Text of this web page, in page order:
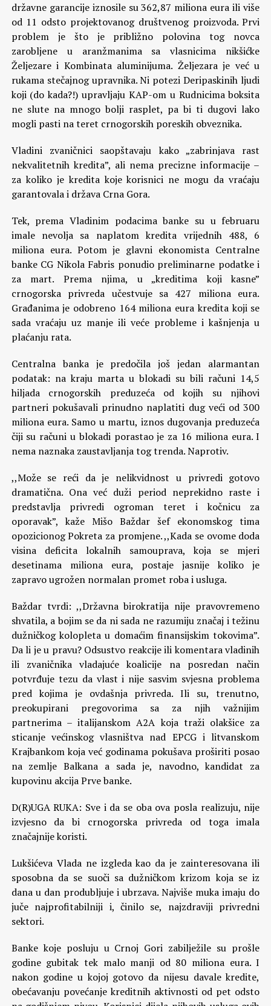
državne garancije iznosile su 362,87 miliona eura ili više
od 11 odsto projektovanog društvenog proizvoda. Prvi
problem je što je približno polovina tog novca
zarobljene u aranžmanima sa vlasnicima nikšićke
Željezare i Kombinata aluminijuma. Željezara je već u
rukama stečajnog upravnika. Ni potezi Deripaskinih ljudi
koji (do kada?!) upravljaju KAP-om u Rudnicima boksita
ne slute na mnogo bolji rasplet, pa bi ti dugovi lako
mogli pasti na teret crnogorskih poreskih obveznika.
Vladini zvaničnici saopštavaju kako „zabrinjava rast
nekvalitetnih kredita”, ali nema precizne informacije –
za koliko je kredita koje korisnici ne mogu da vraćaju
garantovala i država Crna Gora.
Tek, prema Vladinim podacima banke su u februaru
imale nevolja sa naplatom kredita vrijednih 488, 6
miliona eura. Potom je glavni ekonomista Centralne
banke CG Nikola Fabris ponudio preliminarne podatke i
za mart. Prema njima, u „kreditima koji kasne”
crnogorska privreda učestvuje sa 427 miliona eura.
Građanima je odobreno 164 miliona eura kredita koji se
sada vraćaju uz manje ili veće probleme i kašnjenja u
plaćanju rata.
Centralna banka je predočila još jedan alarmantan
podatak: na kraju marta u blokadi su bili računi 14,5
hiljada crnogorskih preduzeća od kojih su njihovi
partneri pokušavali prinudno naplatiti dug veći od 300
miliona eura. Samo u martu, iznos dugovanja preduzeća
čiji su računi u blokadi porastao je za 16 miliona eura. I
nema naznaka zaustavljanja tog trenda. Naprotiv.
,,Može se reći da je nelikvidnost u privredi gotovo
dramatična. Ona već duži period neprekidno raste i
predstavlja privredi ogroman teret i kočnicu za
oporavak”, kaže Mišo Baždar šef ekonomskog tima
opozicionog Pokreta za promjene. ,,Kada se ovome doda
visina deficita lokalnih samouprava, koja se mjeri
desetinama miliona eura, postaje jasnije koliko je
zapravo ugrožen normalan promet roba i usluga.
Baždar tvrdi: ,,Državna birokratija nije pravovremeno
shvatila, a bojim se da ni sada ne razumiju značaj i težinu
dužničkog kolopleta u domaćim finansijskim tokovima”.
Da li je u pravu? Odsustvo reakcije ili komentara vladinih
ili zvaničnika vladajuće koalicije na posredan način
potvrđuje tezu da vlast i nije sasvim svjesna problema
pred kojima je ovdašnja privreda. Ili su, trenutno,
preokupirani pregovorima sa za njih važnijim
partnerima – italijanskom A2A koja traži olakšice za
sticanje većinskog vlasništva nad EPCG i litvanskom
Krajbankom koja već godinama pokušava proširiti posao
na zemlje Balkana a sada je, navodno, kandidat za
kupovinu akcija Prve banke.
D(R)UGA RUKA: Sve i da se oba ova posla realizuju, nije
izvjesno da bi crnogorska privreda od toga imala
značajnije koristi.
Lukšićeva Vlada ne izgleda kao da je zainteresovana ili
sposobna da se suoči sa dužničkom krizom koja se iz
dana u dan produbljuje i ubrzava. Najviše muka imaju do
juče najprofitabilniji i, činilo se, najzdraviji privredni
sektori.
Banke koje posluju u Crnoj Gori zabilježile su prošle
godine gubitak tek malo manji od 80 miliona eura. I
nakon godine u kojoj gotovo da nijesu davale kredite,
obećavanju povećanje kreditnih aktivnosti od pet odsto